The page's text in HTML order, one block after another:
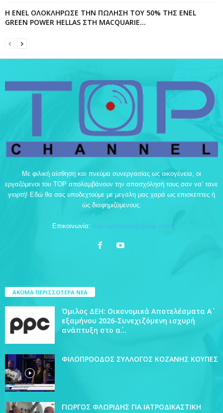
Η ENEL ΟΛΟΚΛΗΡΩΣΕ ΤΗΝ ΠΩΛΗΣΗ ΤΟΥ 50% ΤΗΣ ENEL
GREEN POWER HELLAS ΣΤΗ MACQUARIE...
Με φιλική αίσθηση και πνεύμα συνεργασίας ως οικογένεια, οι
εργαζόμενοι του TOP απολαμβάνουν την απασχόλησή τους σαν να’ τανε
γιορτή! Εδώ θα σας υποδεχτούμε με μεγάλη μας χαρά ως επισκέπτες ή
ώς διαφημιζόμενους.
Επικοινωνία: topchankozani@gmail.com
ΑΚΟΜΑ ΠΕΡΙΣΣΟΤΕΡΑ ΝΕΑ
Όμιλος ΔΕΗ: Οικονομικά Αποτελέσματα Α΄
εξαμήνου 2026-Συνεχιζόμενη ισχυρή
ανάπτυξη στο α΄...
ΦΙΛΟΠΡΟΟΔΟΣ ΣΥΛΛΟΓΟΣ ΚΟΖΑΝΗΣ ΚΟΥΠΕΣ
ΓΙΩΡΓΟΣ ΦΛΩΡΙΔΗΣ ΓΙΑ ΙΑΤΡΟΔΙΚΑΣΤΙΚΗ